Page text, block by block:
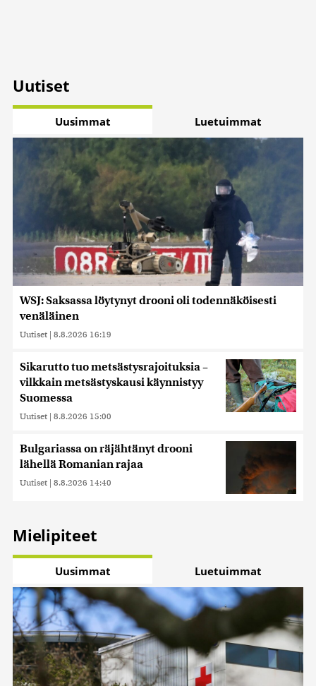
Uutiset
Uusimmat Luetuimmat
WSJ: Saksassa löytynyt drooni oli todennäköisesti
venäläinen
Uutiset | 8.8.2026 16:19
Sikarutto tuo metsästysrajoituksia –
vilkkain metsästyskausi käynnistyy
Suomessa
Uutiset | 8.8.2026 15:00
Bulgariassa on räjähtänyt drooni
lähellä Romanian rajaa
Uutiset | 8.8.2026 14:40
Mielipiteet
Uusimmat Luetuimmat